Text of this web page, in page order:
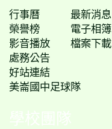
行事曆
最新消息
榮譽榜
電子相簿
影音播放
檔案下載
處務公告
好站連結
美崙國中足球隊
學校團隊